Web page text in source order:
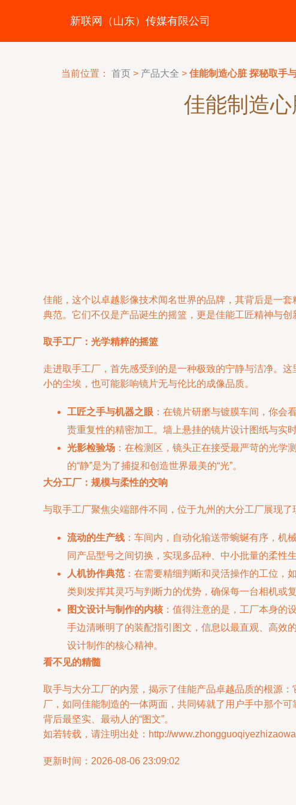
新联网（山东）传媒有限公司
当前位置： 首页 > 产品大全 > 佳能制造心脏 探秘取手
佳能制造
佳能，这个以卓越影像技术闻名世界的品牌，其背后是⼀
典范。它们不仅是产品诞生的摇篮，更是佳能工匠精神与创
取手工厂：光学精粹的摇篮
走进取手工厂，首先感受到的是⼀种极致的宁静与洁净。
小的尘埃，也可能影响镜片无与伦比的成像品质。
工匠之手与机器之眼 ：在镜片研磨与镀膜车间，你会
责重复性的精密加工。墙上悬挂的镜片设计图纸与实
光影检验场 ：在检测区，镜头正在接受最严苛的光
的“静”是为了捕捉和创造世界最美的“光”。
⼤分工厂：规模与柔性的交响
与取手工厂聚焦尖端部件不同，位于九州的大分工厂展现
流动的生产线 ：车间内，自动化输送带蜿蜒有序，
同产品型号之间切换，实现多品种、中小批量的柔性
人机协作典范：在需要精细判断和灵活操作的工位，
类则发挥其灵巧与判断力的优势，确保每⼀台相机或
图文设计与制作的内核：值得注意的是，工厂本身的
手边清晰明了的装配指引图⽂，信息以最直观、高效
设计制作的核心精神。
看不见的精髓
取手与⼤分工厂的内景，揭示了佳能产品卓越品质的根源
厂，如同佳能制造的⼀体两面，共同铸就了用户手中那个
背后最坚实、最动人的“图文”。
如若转载，请注明出处：http://
更新时间：2026-08-06 23:09:02